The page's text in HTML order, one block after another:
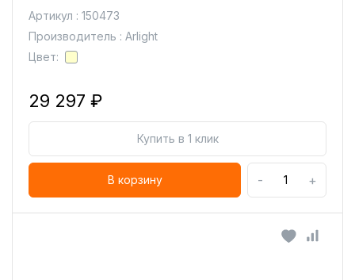
Артикул : 150473
Производитель : Arlight
Цвет:
29 297 ₽
Купить в 1 клик
В корзину - +